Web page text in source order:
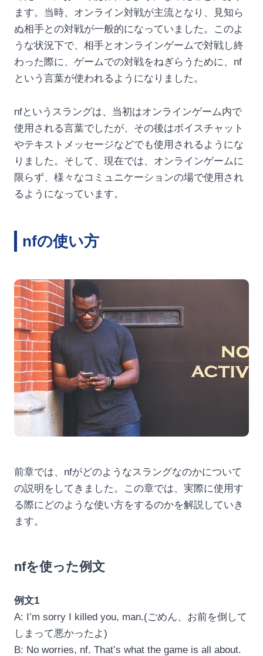
ます。当時、オンライン対戦が主流となり、見知ら
ぬ相手との対戦が一般的になっていました。このよ
うな状況下で、相手とオンラインゲームで対戦し終
わった際に、ゲームでの対戦をねぎらうために、nf
という言葉が使われるようになりました。
nfというスラングは、当初はオンラインゲーム内で
使用される言葉でしたが、その後はボイスチャット
やテキストメッセージなどでも使用されるようにな
りました。そして、現在では、オンラインゲームに
限らず、様々なコミュニケーションの場で使用され
るようになっています。
nfの使い方
前章では、nfがどのようなスラングなのかについて
の説明をしてきました。この章では、実際に使用す
る際にどのような使い方をするのかを解説していき
ます。
nfを使った例文
例文1
A: I’m sorry I killed you, man.(ごめん、お前を倒して
しまって悪かったよ)
B: No worries, nf. That’s what the game is all about.